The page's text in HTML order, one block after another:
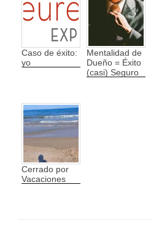
Caso de éxito:
yo
Mentalidad de
Dueño = Éxito
(casi) Seguro
Cerrado por
Vacaciones